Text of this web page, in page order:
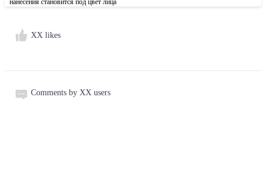
нанесения становится под цвет лица
XX likes
Comments by XX users